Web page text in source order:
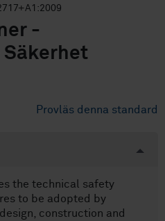
-
Säkerhet
Provläs denna standard
the technical safety
to be adopted by
construction and